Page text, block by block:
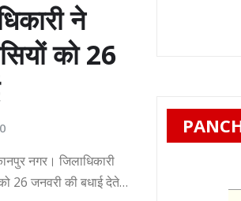
ने
को 26
0
नगर। जिलाधिकारी
26 जनवरी की बधाई देते…